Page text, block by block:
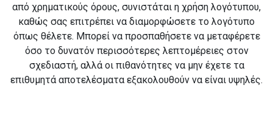
από χρηματικούς όρους, συνιστάται η χρήση λογότυπου,
καθώς σας επιτρέπει να διαμορφώσετε το λογότυπο
όπως θέλετε. Μπορεί να προσπαθήσετε να μεταφέρετε
όσο το δυνατόν περισσότερες λεπτομέρειες στον
σχεδιαστή, αλλά οι πιθανότητες να μην έχετε τα
επιθυμητά αποτελέσματα εξακολουθούν να είναι υψηλές.